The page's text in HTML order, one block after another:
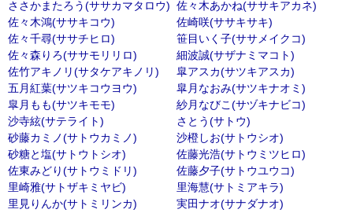
ささかまたろう(ササカマタロウ) 佐々木あかね(ササキアカネ)
佐々木鴻(ササキコウ)
佐崎咲(ササキサキ)
佐々千尋(ササチヒロ)
笹目いく子(ササメイクコ)
佐々森りろ(ササモリリロ)
細波誠(サザナミマコト)
佐竹アキノリ(サタケアキノリ)
皐アスカ(サツキアスカ)
五月紅葉(サツキコウヨウ)
皐月なおみ(サツキナオミ)
皐月もも(サツキモモ)
紗月なびこ(サヅキナビコ)
沙寺絃(サテライト)
さとう(サトウ)
砂藤カミノ(サトウカミノ)
沙橙しお(サトウシオ)
砂糖と塩(サトウトシオ)
佐藤光浩(サトウミツヒロ)
佐東みどり(サトウミドリ)
佐藤夕子(サトウユウコ)
里崎雅(サトザキミヤビ)
里海慧(サトミアキラ)
里見りんか(サトミリンカ)
実田ナオ(サナダナオ)